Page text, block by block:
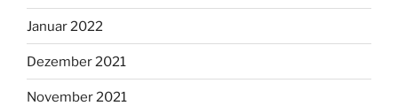
Januar 2022
Dezember 2021
November 2021